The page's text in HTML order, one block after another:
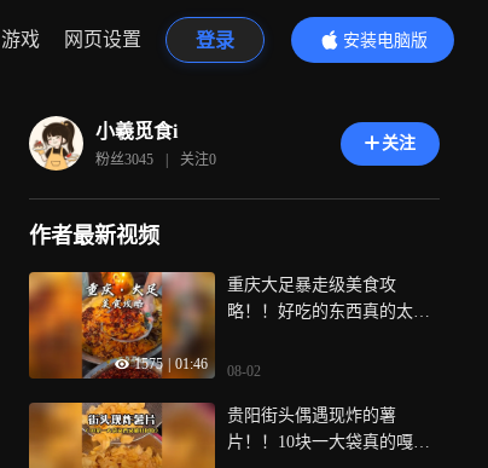
游戏 网页设置 登录
安装电脑版
内容更精彩
小羲觅食i
粉丝3045 | 关注0
关注
作者最新视频
1575 | 01:46
重庆大足暴走级美食攻
略！！好吃的东西真的太多
08-02
贵阳街头偶遇现炸的薯
片！！10块一大袋真的嘎嘎